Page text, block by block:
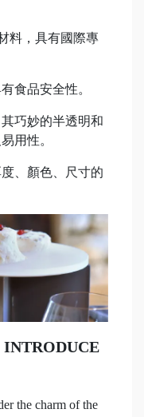
料，具有國際專
食品安全性。
巧妙的半透明和
用性。
、顏色、尺寸的
INTRODUCE
the charm of the